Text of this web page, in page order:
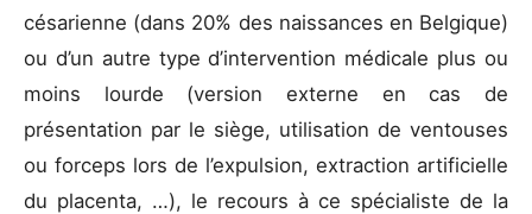
césarienne (dans 20% des naissances en Belgique)
ou d’un autre type d’intervention médicale plus ou
moins lourde (version externe en cas de
présentation par le siège, utilisation de ventouses
ou forceps lors de l’expulsion, extraction artificielle
du placenta, …), le recours à ce spécialiste de la